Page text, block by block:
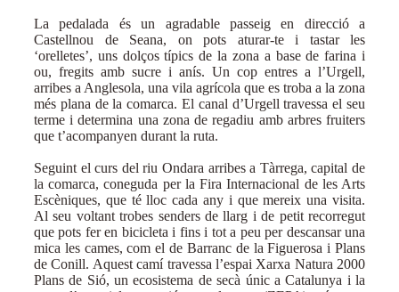
La pedalada és un agradable passeig en direcció a
Castellnou de Seana, on pots aturar-te i tastar les
‘orelletes’, uns dolços típics de la zona a base de farina i
ou, fregits amb sucre i anís. Un cop entres a l’Urgell,
arribes a Anglesola, una vila agrícola que es troba a la zona
més plana de la comarca. El canal d’Urgell travessa el seu
terme i determina una zona de regadiu amb arbres fruiters
que t’acompanyen durant la ruta.
Seguint el curs del riu Ondara arribes a Tàrrega, capital de
la comarca, coneguda per la Fira Internacional de les Arts
Escèniques, que té lloc cada any i que mereix una visita.
Al seu voltant trobes senders de llarg i de petit recorregut
que pots fer en bicicleta i fins i tot a peu per descansar una
mica les cames, com el de Barranc de la Figuerosa i Plans
de Conill. Aquest camí travessa l’espai Xarxa Natura 2000
Plans de Sió, un ecosistema de secà únic a Catalunya i la